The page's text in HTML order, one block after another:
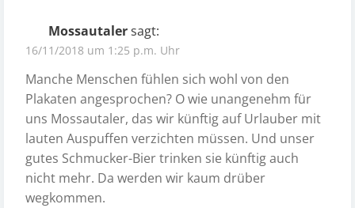
Mossautalersagt:
16/11/2018 um 1:25 p.m. Uhr
Manche Menschen fühlen sich wohl von den
Plakaten angesprochen? O wie unangenehm für
uns Mossautaler, das wir künftig auf Urlauber mit
lauten Auspuffen verzichten müssen. Und unser
gutes Schmucker-Bier trinken sie künftig auch
nicht mehr. Da werden wir kaum drüber
wegkommen.